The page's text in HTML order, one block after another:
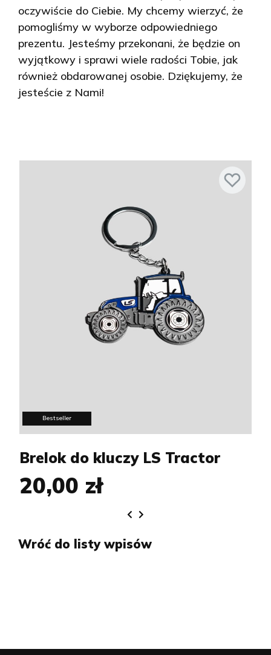
oczywiście do Ciebie. My chcemy wierzyć, że
pomogliśmy w wyborze odpowiedniego
prezentu. Jesteśmy przekonani, że będzie on
wyjątkowy i sprawi wiele radości Tobie, jak
również obdarowanej osobie. Dziękujemy, że
jesteście z Nami!
Bestseller
Brelok do kluczy LS Tractor
20,00 zł
Wróć do listy wpisów